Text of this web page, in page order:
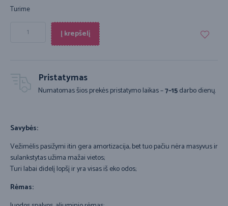
Turime
Į krepšelį
Pristatymas
Numatomas šios prekės pristatymo laikas –7–15darbo dienų.
Savybės:
Vežimėlis pasižymi itin gera amortizacija, bet tuo pačiu nėra masyvus ir
sulankstytas užima mažai vietos;
Turi labai didelį lopšį ir yra visas iš eko odos;
Rėmas: